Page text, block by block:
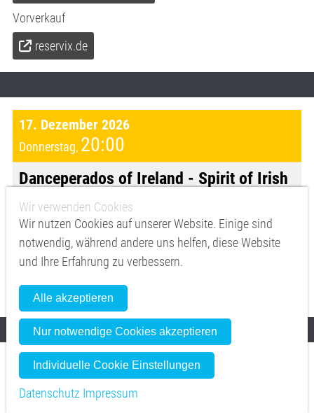
Vorverkauf
reservix.de
17. Dezember 2026
Donnerstag, 20:00
Danceperados of Ireland - Spirit of Irish
Christmas //
Friedrichshafen - Graf-Zeppelin-Haus
Mehr zur Veranstaltung
Vorverkauf
reservix.de
18. Dezember 2026
Freitag,20:00
Wir verwenden Cookies
Wir nutzen Cookies auf unserer Website. Einige sind
notwendig, während andere uns helfen, diese Website
und Ihre Erfahrung zu verbessern.
Alle akzeptieren
Nur notwendige Cookies akzeptieren
Individuelle Cookie Einstellungen
Datenschutz Impressum